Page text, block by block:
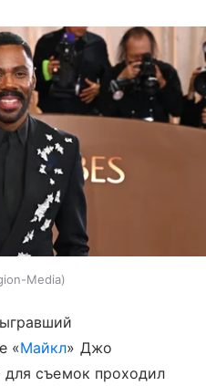
Media
«Майкл» Джо
для съемок проходил